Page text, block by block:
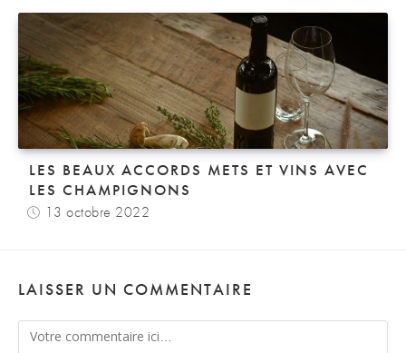
LES BEAUX ACCORDS METS ET VINS AVEC
LES CHAMPIGNONS
13 octobre 2022
LAISSER UN COMMENTAIRE
Comment